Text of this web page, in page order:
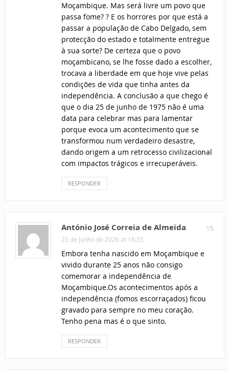
Moçambique. Mas será livre um povo que
passa fome? ? E os horrores por que está a
passar a população de Cabo Delgado, sem
protecção do estado e totalmente entregue
à sua sorte? De certeza que o povo
moçambicano, se lhe fosse dado a escolher,
trocava a liberdade em que hoje vive pelas
condições de vida que tinha antes da
independência. A conclusão a que chego é
que o dia 25 de junho de 1975 não é uma
data para celebrar mas para lamentar
porque evoca um acontecimento que se
transformou num verdadeiro desastre,
dando origem a um retrocesso civilizacional
com impactos trágicos e irrecuperáveis.
RESPONDER
15
António José Correia de Almeida
25 de Junho de 2026 at 16:35
Embora tenha nascido em Moçambique e
vivido durante 25 anos não consigo
comemorar a independência de
Moçambique.Os acontecimentos após a
independência (fomos escorraçados) ficou
gravado para sempre no meu coração.
Tenho pena mas é o que sinto.
RESPONDER